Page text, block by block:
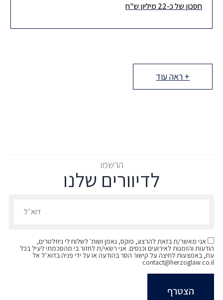
לאחרונה ניתן פסק דין בבית המשפט המחוזי המבטל לחלוטין חיוב
חסכון של כ-22 מיליון ש"ח
+ ראה עוד
הרשמו
לדיוורים שלנו
אני מאשר/ת בזאת להרצוג, פוקס, נאמן ושות' לשלוח לי ניוזלטרים,
הודעות והזמנות לאירועים וכנסים. אני רשאי/ת לחזור בי מהסכמתי לעיל בכל
עת, באמצעות לחיצה על קישור הסר בהודעה או על ידי פניה בדוא״ל אל
contact@herzoglaw.co.il